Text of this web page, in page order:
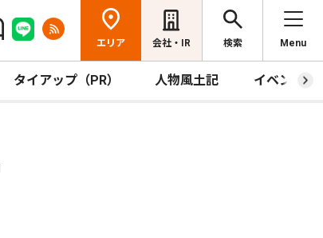
エリア 会社・IR 検索 Menu
タイアップ（PR） 人物風土記 イベント